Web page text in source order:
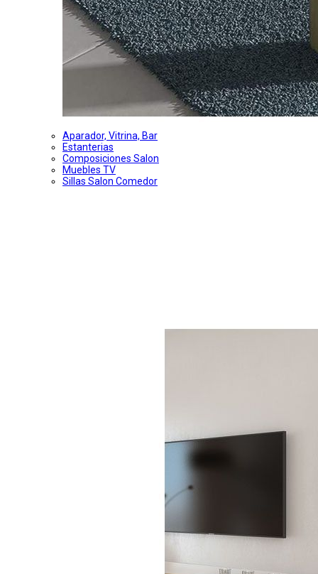
Aparador, Vitrina, Bar
Estanterias
Composiciones Salon
Muebles TV
Sillas Salon Comedor